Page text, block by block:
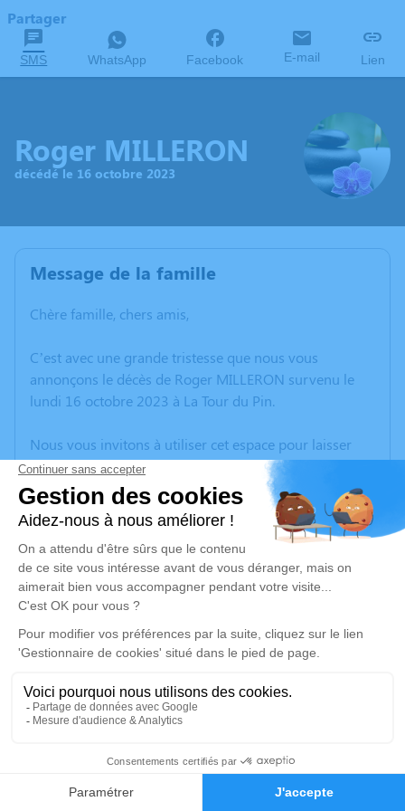
Faire-part Hommages
Partager
SMS WhatsApp Facebook E-mail Lien
Roger MILLERON
décédé le 16 octobre 2023
Message de la famille
Chère famille, chers amis,
C’est avec une grande tristesse que nous vous
annonçons le décès de Roger MILLERON survenu le
lundi 16 octobre 2023 à La Tour du Pin.
Nous vous invitons à utiliser cet espace pour laisser
vos condoléances, partager des photos souvenirs, une
anecdote ou exprimer vos pensées à travers des
poèmes ou des textes. Cet endroit est un lieu
d'expression dédié à honorer la mémoire de Roger
MILLERON.
Un service de plantation d’arbre hommage est
disponible ici.
Je rends hommage
Cérémonie
nouveau rue de la Bourbre
38230 Tignieu Jameyzieu